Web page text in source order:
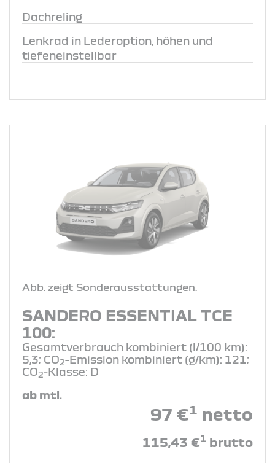
Dachreling
Lenkrad in Lederoption, höhen und
tiefeneinstellbar
Abb. zeigt Sonderausstattungen.
SANDERO ESSENTIAL TCE
100:
Gesamtverbrauch kombiniert (l/100 km):
5,3; CO2-Emission kombiniert (g/km): 121;
CO2-Klasse: D
ab mtl.
97 €1 netto
115,43 €1 brutto